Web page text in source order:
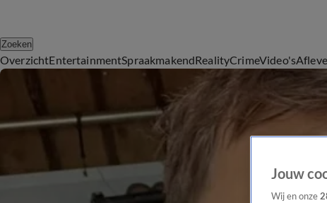
Zoeken
OverzichtEntertainmentSpraakmakendRealityCrimeVideo's
Jouw
Wij en onze